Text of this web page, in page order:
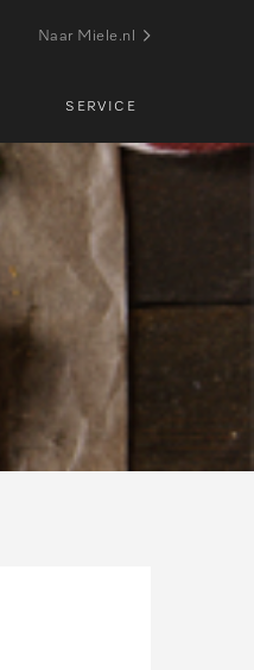
Naar Miele.nl
SERVICE